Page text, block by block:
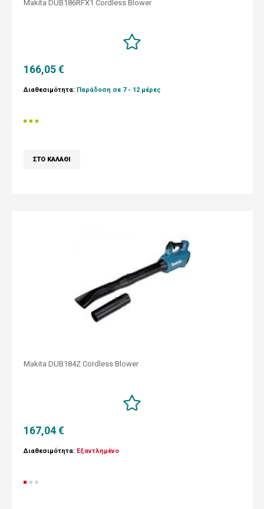
Makita DUB186RFX1 Cordless Blower
166,05 €
Διαθεσιμότητα: Παράδοση σε 7 - 12 μέρες
Makita DUB184Z Cordless Blower
167,04 €
Διαθεσιμότητα: Εξαντλημένο